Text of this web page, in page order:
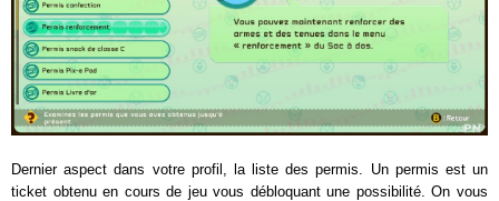
Dernier aspect dans votre profil, la liste des permis. Un permis est un
ticket obtenu en cours de jeu vous débloquant une possibilité. On vous